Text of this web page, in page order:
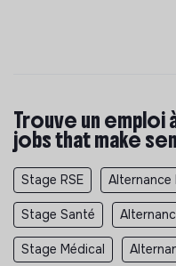
Trouve un
jobs that make
Stage RSE Alternance
Stage Santé
Stage Médical